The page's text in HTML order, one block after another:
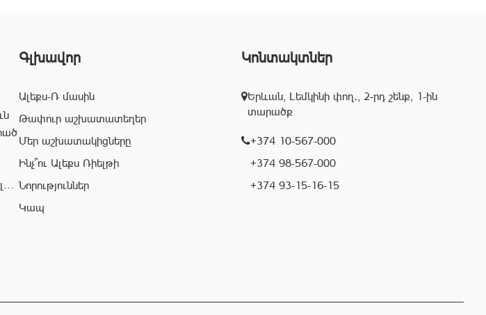
Գլխավոր
Ալեքս-Ռ մասին
Թափուր աշխատատեղեր
Մեր աշխատակիցները
Ինչ՞ու Ալեքս Ռիելթի
Նորություններ
Կապ
Կոնտակտներ
Երևան, Լեմկինի փող․, 2-րդ շենք, 1-ին
տարածք
+374 10-567-000
+374 98-567-000
+374 93-15-16-15